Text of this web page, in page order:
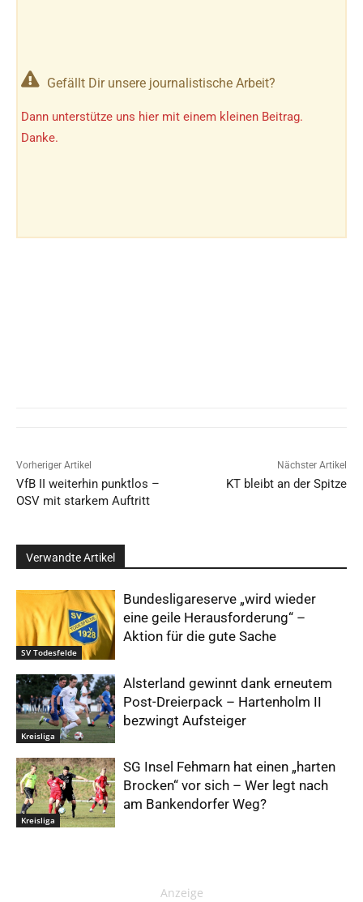
Gefällt Dir unsere journalistische Arbeit?
Dann unterstütze uns hier mit einem kleinen Beitrag.
Danke.
Vorheriger Artikel
VfB II weiterhin punktlos –
OSV mit starkem Auftritt
Nächster Artikel
KT bleibt an der Spitze
Verwandte Artikel
SV Todesfelde
Bundesligareserve „wird wieder
eine geile Herausforderung“ –
Aktion für die gute Sache
Kreisliga
Alsterland gewinnt dank erneutem
Post-Dreierpack – Hartenholm II
bezwingt Aufsteiger
Kreisliga
SG Insel Fehmarn hat einen „harten
Brocken“ vor sich – Wer legt nach
am Bankendorfer Weg?
Anzeige